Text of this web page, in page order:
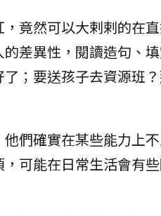
竟然可以大剌剌的在
差異性，閱讀造句、
；要送孩子去資源班
們確實在某些能力上不
可能在日常生活會有